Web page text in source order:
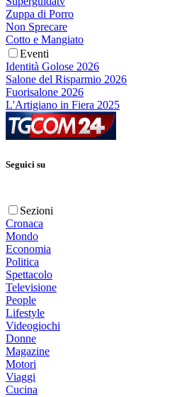
Zuppa di Porro
Non Sprecare
Cotto e Mangiato
Eventi
Identità Golose 2026
Salone del Risparmio 2026
Fuorisalone 2026
L'Artigiano in Fiera 2025
Seguici su
Sezioni
Cronaca
Mondo
Economia
Politica
Spettacolo
Televisione
People
Lifestyle
Videogiochi
Donne
Magazine
Motori
Viaggi
Cucina